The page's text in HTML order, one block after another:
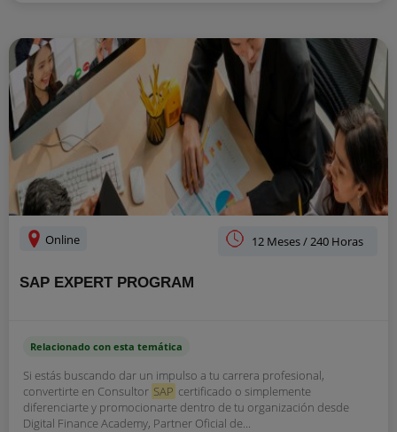
Online 12 Meses / 240 Horas
SAP EXPERT PROGRAM
Relacionado con esta temática
Si estás buscando dar un impulso a tu carrera profesional,
convertirte en Consultor SAP certificado o simplemente
diferenciarte y promocionarte dentro de tu organización desde
Digital Finance Academy, Partner Oficial de...